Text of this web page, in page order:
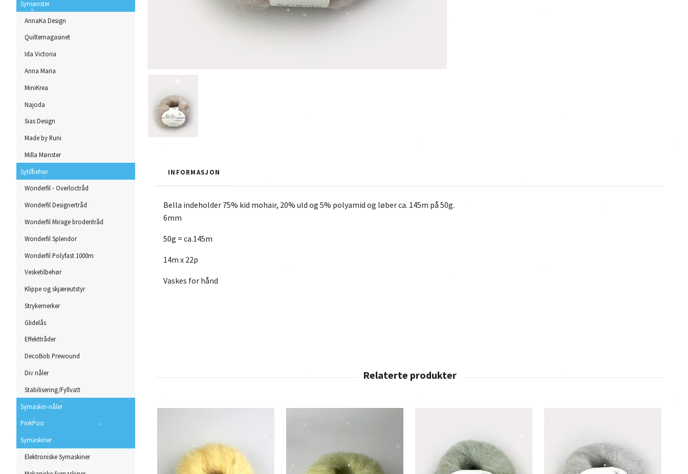
Symønster
AnnaKa Design
Quiltemagasinet
Ida Victoria
Anna Maria
MiniKrea
Najoda
Sias Design
Made by Runi
Milla Mønster
Sytilbehør
Wonderfil - Overloctråd
Wonderfil Designertråd
Wonderfil Mirage broderitråd
Wonderfil Splendor
Wonderfil Polyfast 1000m
Vesketilbehør
Klippe og skjæreutstyr
Strykemerker
Glidelås
Effekttråder
DecoBob Prewound
Div nåler
Stabilisering/Fyllvatt
Symaskin-nåler
PinkPoo
Symaskiner
Elektroniske Symaskiner
INFORMASJON
Bella indeholder 75% kid mohair, 20% uld og 5% polyamid og løber ca. 145m på 50g.
6mm
50g = ca.145m
14m x 22p
Vaskes for hånd